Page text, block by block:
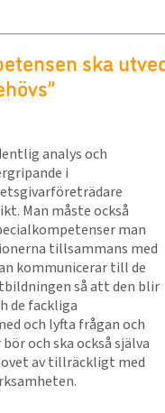
ska
analys och
i
Man måste också
man
tillsammans med
kommunicerar till de
så att den blir
de fackliga
och lyfta frågan och
och ska också själva
av tillräckligt med